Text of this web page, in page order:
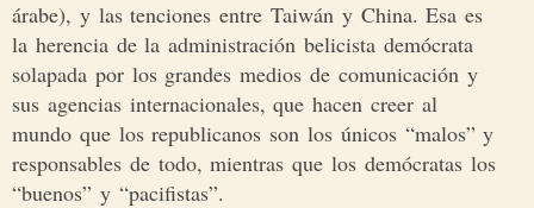
árabe), y las tenciones entre Taiwán y China. Esa es
la herencia de la administración belicista demócrata
solapada por los grandes medios de comunicación y
sus agencias internacionales, que hacen creer al
mundo que los republicanos son los únicos “malos” y
responsables de todo, mientras que los demócratas los
“buenos” y “pacifistas”.